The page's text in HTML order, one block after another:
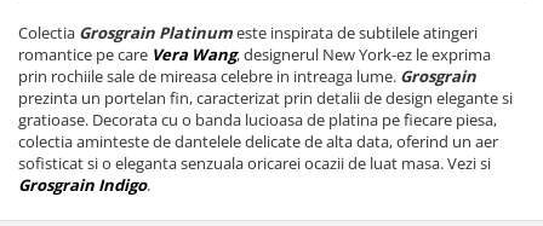
Colectia Grosgrain Platinumeste inspirata de subtilele atingeri
romantice pe care Vera Wang, designerul New York-ez le exprima
prin rochiile sale de mireasa celebre in intreaga lume. Grosgrain
prezinta un portelan fin, caracterizat prin detalii de design elegante si
gratioase. Decorata cu o banda lucioasa de platina pe fiecare piesa,
colectia aminteste de dantelele delicate de alta data, oferind un aer
sofisticat si o eleganta senzuala oricarei ocazii de luat masa. Vezi si
Grosgrain Indigo.